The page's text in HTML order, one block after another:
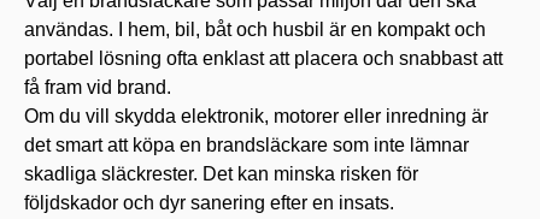
användas. I hem, bil, båt och husbil är en kompakt och
portabel lösning ofta enklast att placera och snabbast att
få fram vid brand.
Om du vill skydda elektronik, motorer eller inredning är
det smart att köpa en brandsläckare som inte lämnar
skadliga släckrester. Det kan minska risken för
följdskador och dyr sanering efter en insats.